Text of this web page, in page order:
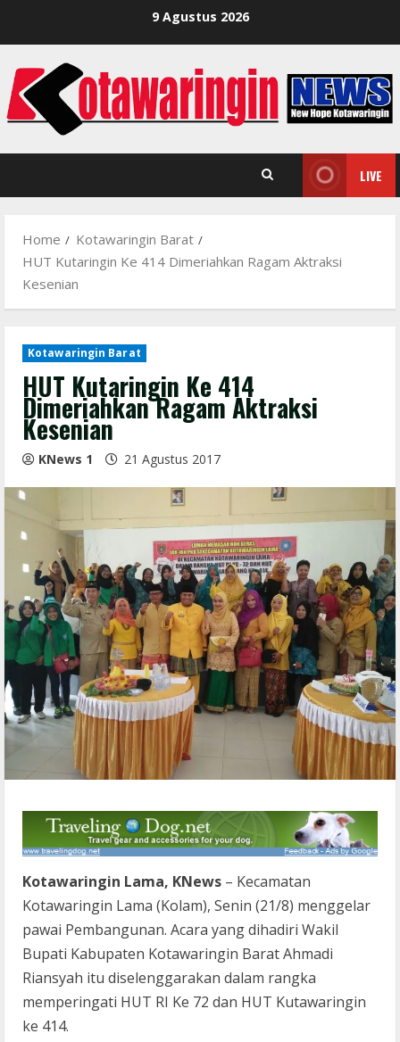
9 Agustus 2026
LIVE
Home
Kotawaringin Barat
HUT Kutaringin Ke 414 Dimeriahkan Ragam Aktraksi
Kesenian
Kotawaringin Barat
HUT Kutaringin Ke 414
Dimeriahkan Ragam Aktraksi
Kesenian
KNews 1 21 Agustus 2017
Kotawaringin Lama, KNews – Kecamatan
Kotawaringin Lama (Kolam), Senin (21/8) menggelar
pawai Pembangunan. Acara yang dihadiri Wakil
Bupati Kabupaten Kotawaringin Barat Ahmadi
Riansyah itu diselenggarakan dalam rangka
memperingati HUT RI Ke 72 dan HUT Kutawaringin
ke 414.